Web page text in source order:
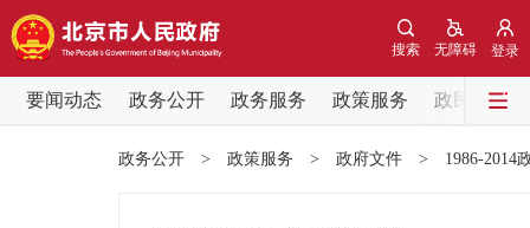
登录
无障碍
搜索
要闻动态 政务公开 政务服务 政策服务
政民互动
党中央精神
政务公开 > 政策服务 > 政府文件 > 1986-2014